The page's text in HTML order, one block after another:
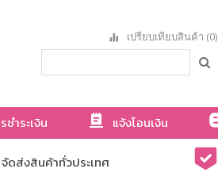
เปรียบเทียบสินค้า (0)
ชำระเงิน แจ้งโอนเงิน
จัดส่งสินค้าทั่วประเทศ